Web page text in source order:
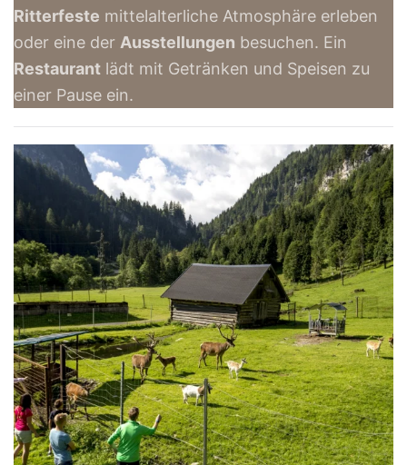
Ritterfeste mittelalterliche Atmosphäre erleben
oder eine der Ausstellungen besuchen. Ein
Restaurant lädt mit Getränken und Speisen zu
einer Pause ein.